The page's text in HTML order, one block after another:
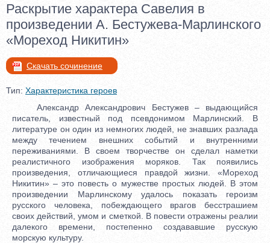
Раскрытие характера Савелия в
произведении А. Бестужева-Марлинского
«Мореход Никитин»
Скачать сочинение
Тип: Характеристика героев
Александр Александрович Бестужев – выдающийся
писатель, известный под псевдонимом Марлинский. В
литературе он один из немногих людей, не знавших разлада
между течением внешних событий и внутренними
переживаниями. В своем творчестве он сделал наметки
реалистичного изображения моряков. Так появились
произведения, отличающиеся правдой жизни. «Мореход
Никитин» – это повесть о мужестве простых людей. В этом
произведении Марлинскому удалось показать героизм
русского человека, побеждающего врагов бесстрашием
своих действий, умом и сметкой. В повести отражены реалии
далекого времени, постепенно создававшие русскую
морскую культуру.